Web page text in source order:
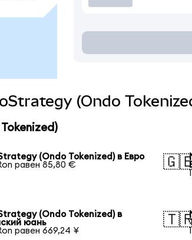
(Ondo
(Ondo Tokenized) в Евро
равен 85,80 €
(Ondo Tokenized) в
юань
равен 669,24 ¥